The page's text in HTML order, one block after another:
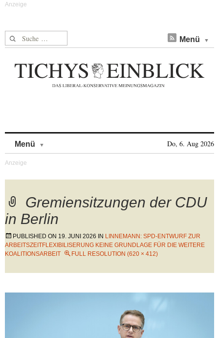
Suche nach: Menü
Menü Do, 6. Aug 2026
Gremiensitzungen der CDU
in Berlin
PUBLISHED ON 19. JUNI 2026 IN LINNEMANN: SPD-ENTWURF ZUR
ARBEITSZEITFLEXIBILISERUNG KEINE GRUNDLAGE FÜR DIE WEITERE
KOALITIONSARBEIT
FULL RESOLUTION (620 × 412)